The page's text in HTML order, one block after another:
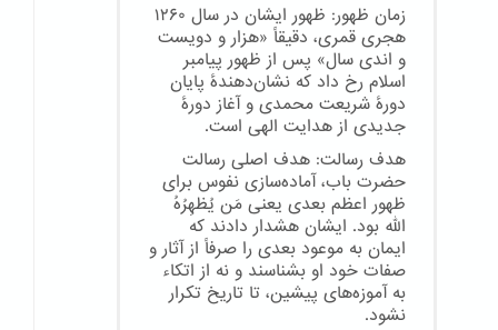
زمان ظهور: ظهور ایشان در سال ۱۲۶۰
هجری قمری، دقیقاً «هزار و دویست
و اندی سال» پس از ظهور پیامبر
اسلام رخ داد که نشان‌دهندهٔ پایان
دورهٔ شریعت محمدی و آغاز دورهٔ
جدیدی از هدایت الهی است.
هدف رسالت: هدف اصلی رسالت
حضرت باب، آماده‌سازی نفوس برای
ظهور اعظم بعدی یعنی مَن یُظهِرُهُ
الله بود. ایشان هشدار دادند که
ایمان به موعود بعدی را صرفاً از آثار و
صفات خود او بشناسند و نه از اتکاء
به آموزه‌های پیشین، تا تاریخ تکرار
نشود.